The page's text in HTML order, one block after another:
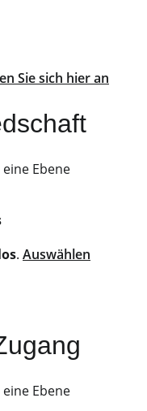
Sie sich hier an
Ebene
. Auswählen
Ebene